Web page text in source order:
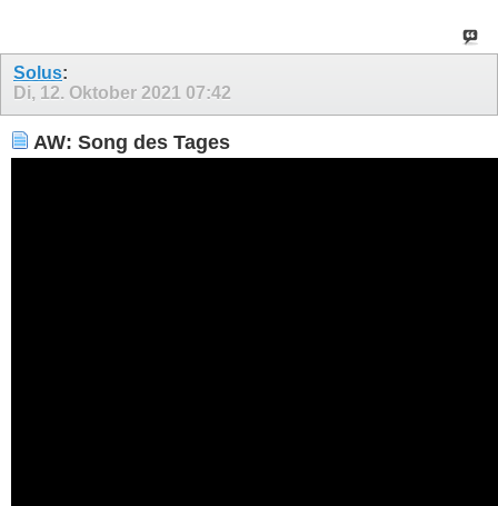
Solus:
Di, 12. Oktober 2021 07:42
AW: Song des Tages